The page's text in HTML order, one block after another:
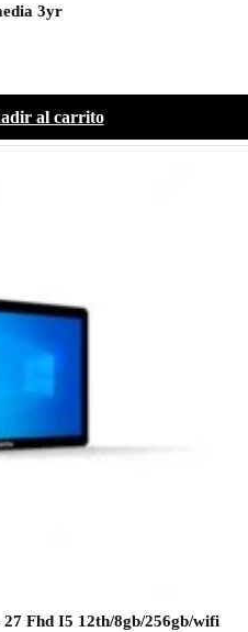
3yr
al carrito
Fhd I5 12th/8gb/256gb/wifi